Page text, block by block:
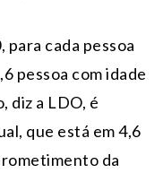
para cada pessoa
pessoa com idade
diz a LDO, é
que está em 4,6
da